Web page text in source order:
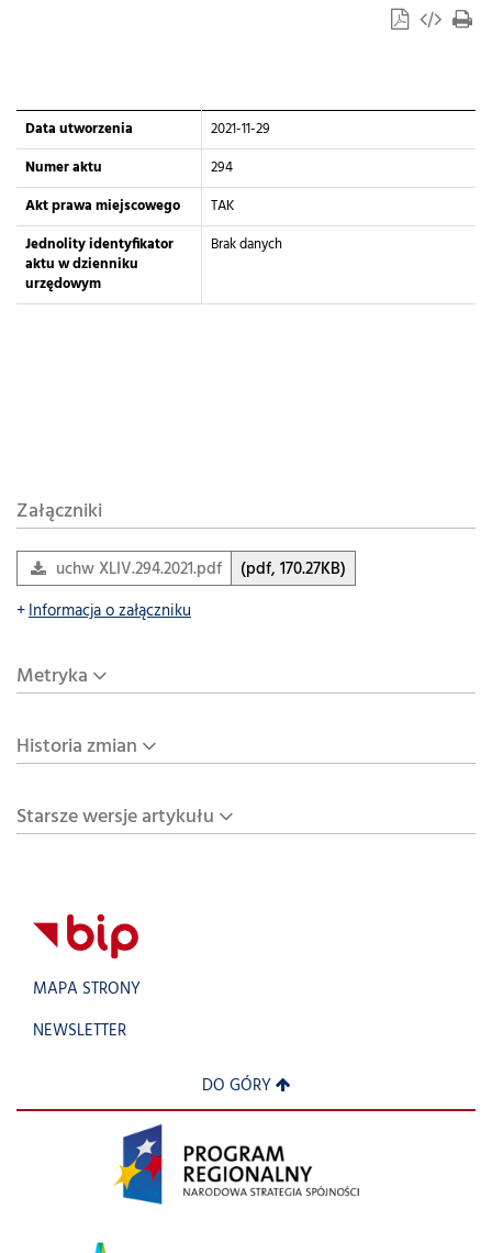
Data utworzenia
2021-11-29
Numer aktu
294
Akt prawa miejscowego
TAK
Jednolity identyfikator
aktu w dzienniku
urzędowym
Brak danych
Załączniki
uchw XLIV.294.2021.pdf
(pdf, 170.27KB)
Informacja o załączniku
Metryka
Historia zmian
Starsze wersje artykułu
MAPA STRONY
NEWSLETTER
DO GÓRY